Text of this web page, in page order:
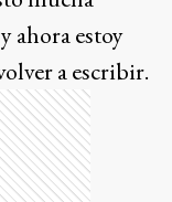
ahora estoy
a escribir.